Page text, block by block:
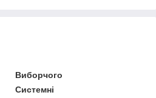
Виборчого
Системні